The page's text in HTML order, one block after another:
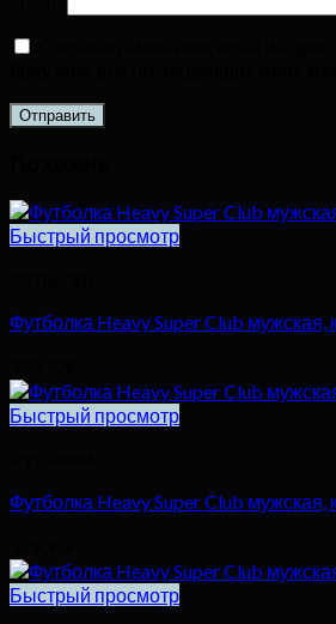
Быстрый просмотр
Футболка Heavy Super Club мужская,
Быстрый просмотр
Футболка Heavy Super Club мужская,
Быстрый просмотр